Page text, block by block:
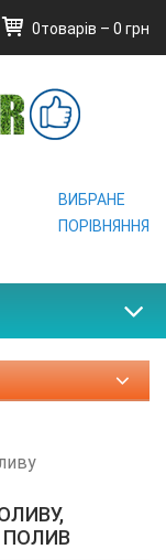
0товарів – 0 грн
ВИБРАНЕ
ПОРІВНЯННЯ